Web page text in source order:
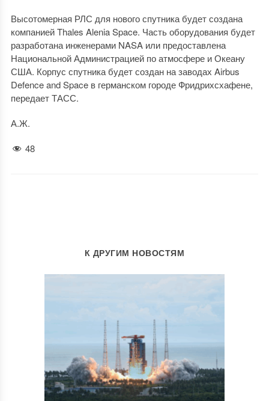
Высотомерная РЛС для нового спутника будет создана
компанией Thales Alenia Space. Часть оборудования будет
разработана инженерами NASA или предоставлена
Национальной Администрацией по атмосфере и Океану
США. Корпус спутника будет создан на заводах Airbus
Defence and Space в германском городе Фридрихсхафене,
передает ТАСС.
А.Ж.
48
К ДРУГИМ НОВОСТЯМ